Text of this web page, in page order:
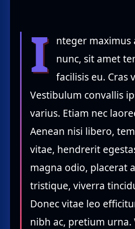
I nteger maximus
nunc, sit amet
facilisis eu. Cras
Vestibulum convallis
varius. Etiam nec
Aenean nisi libero,
vitae, hendrerit
magna odio, placerat
tristique, viverra
Donec vitae leo
nibh ac, pretium urna.